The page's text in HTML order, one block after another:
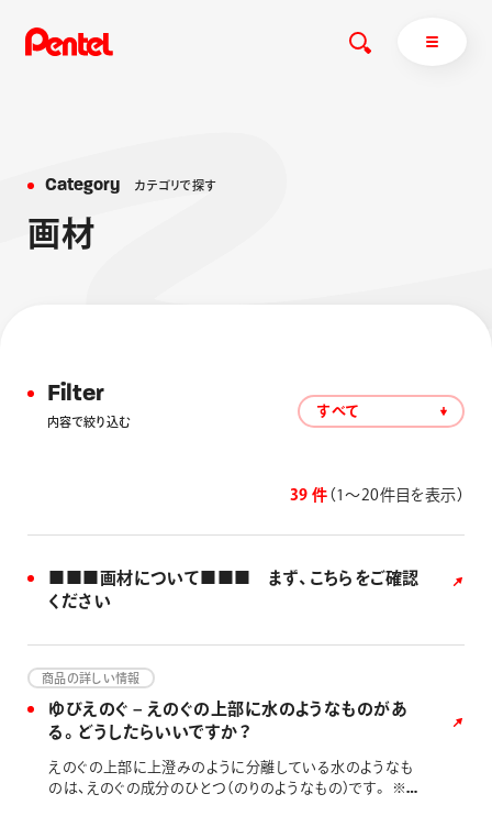
その他
Category カテゴリで探す
画材
Filter
内容で絞り込む
すべて
39 件 （1〜20件目を表示）
■■■画材について■■■ まず、こちらをご確認
ください
商品の詳しい情報
ゆびえのぐ – えのぐの上部に水のようなものがあ
る。どうしたらいいですか？
えのぐの上部に上澄みのように分離している水のようなも
のは、えのぐの成分のひとつ（のりのようなもの）です。 ※